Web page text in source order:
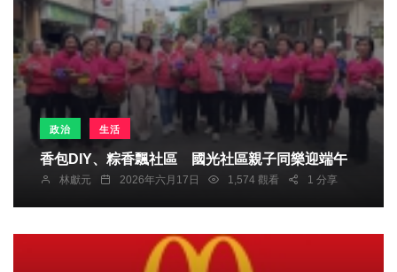
政治 生活
香包DIY、粽香飄社區 國光社區親子同樂迎端午
林獻元 2026年六月17日 1,574 觀看 1 分享